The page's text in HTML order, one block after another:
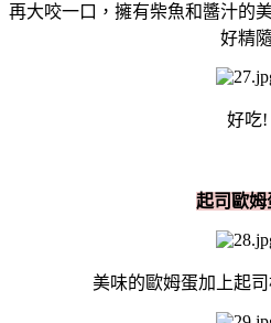
再大咬一口，擁有柴魚和醬汁的
好精
好吃!
起司歐姆
美味的歐姆蛋加上起